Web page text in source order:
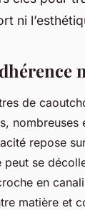
ni
de
repose
se
en
matière et